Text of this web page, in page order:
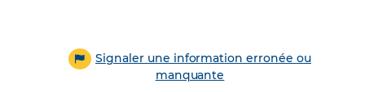
Signaler une information erronée ou
manquante